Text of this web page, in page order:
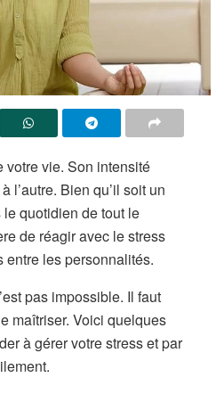
votre vie. Son intensité
l’autre. Bien qu’il soit un
quotidien de tout le
de réagir avec le stress
les personnalités.
pas impossible. Il faut
maîtriser. Voici quelques
à gérer votre stress et par